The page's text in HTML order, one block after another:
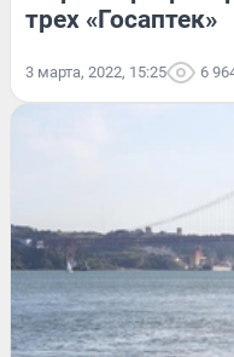
трех «Госаптек»
3 марта, 2022, 15:25 6